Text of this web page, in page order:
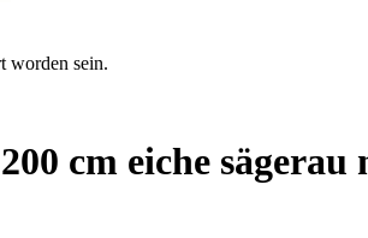
worden sein.
cm eiche sägerau